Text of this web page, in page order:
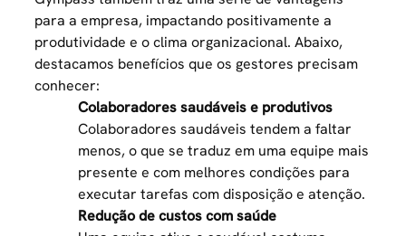
para a empresa, impactando positivamente a
produtividade e o clima organizacional. Abaixo,
destacamos benefícios que os gestores precisam
conhecer:
Colaboradores saudáveis e produtivos
Colaboradores saudáveis tendem a faltar
menos, o que se traduz em uma equipe mais
presente e com melhores condições para
executar tarefas com disposição e atenção.
Redução de custos com saúde